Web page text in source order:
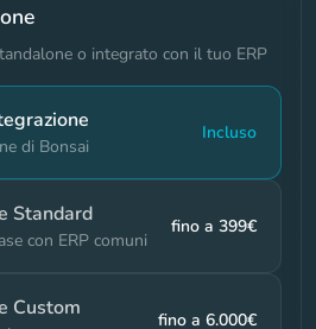
o integrato con il tuo ERP
di Bonsai
Incluso
Standard
con ERP comuni
fino a 399€
Custom fino a 6.000€